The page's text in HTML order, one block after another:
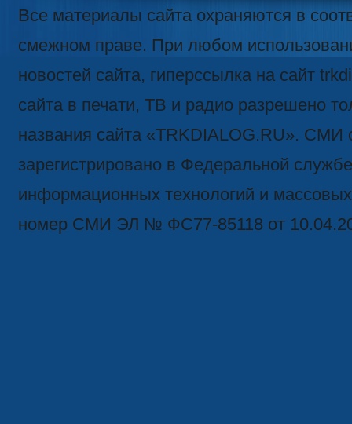
Все материалы сайта охраняются в
смежном праве. При любом
новостей сайта, гиперссылка на сайт
сайта в печати, ТВ и радио разрешено
названия сайта «TRKDIALOG.RU». СМИ
зарегистрировано в Федеральной
информационных технологий и
номер СМИ ЭЛ № ФС77-85118 от